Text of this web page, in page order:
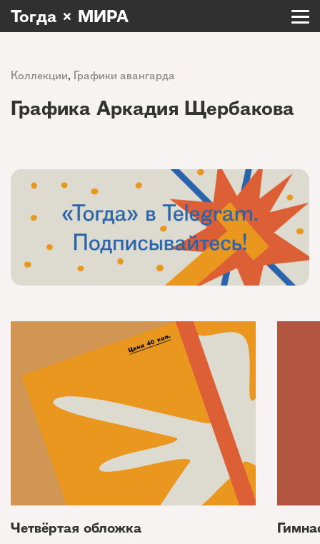
Тогда × МИРА
Коллекции, Графики авангарда
Графика Аркадия Щербакова
Четвёртая обложка